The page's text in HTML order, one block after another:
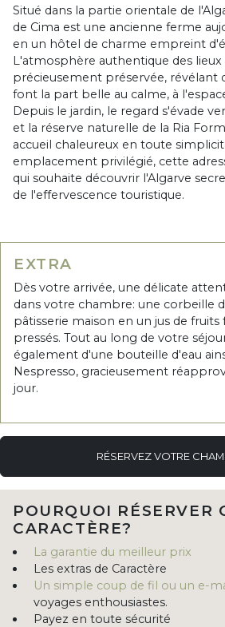
Situé dans la partie orientale de
de Cima est une ancienne ferme
en un hôtel de charme empreint
L'atmosphère authentique des lieux
précieusement préservée, révélant
font la part belle au calme, à
Depuis le jardin, le regard s'évade
et la réserve naturelle de la Ria
accueil chaleureux en toute
emplacement privilégié, cette
qui souhaite découvrir l'Algarve
de l'effervescence touristique.
EXTRA
Dès votre arrivée, une délicate
dans votre chambre: une corbeille
pâtisserie maison en un jus de
pressés. Tout au long de votre
également d'une bouteille d'eau
Nespresso, gracieusement
jour.
RÉSERVEZ VOTRE
POURQUOI RÉSERVER
CARACTÈRE?
La garantie du meilleur prix
Les extras de Caractère
Un simple coup de fil ou un e-
voyages enthousiastes.
Payez en toute sécurité